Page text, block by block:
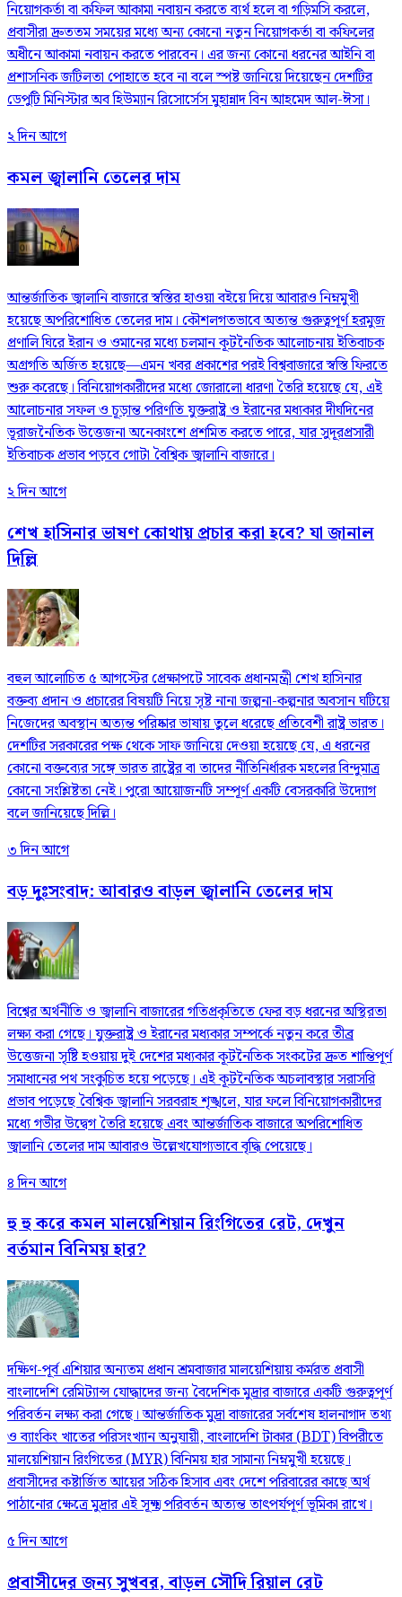
নিয়োগকর্তা বা কফিল আকামা নবায়ন করতে ব্যর্থ হলে বা গড়িমসি করলে,
প্রবাসীরা দ্রুততম সময়ের মধ্যে অন্য কোনো নতুন নিয়োগকর্তা বা কফিলের
অধীনে আকামা নবায়ন করতে পারবেন। এর জন্য কোনো ধরনের আইনি বা
প্রশাসনিক জটিলতা পোহাতে হবে না বলে স্পষ্ট জানিয়ে দিয়েছেন দেশটির
ডেপুটি মিনিস্টার অব হিউম্যান রিসোর্সেস মুহান্নাদ বিন আহমেদ আল-ঈসা।
২ দিন আগে
কমল জ্বালানি তেলের দাম
আন্তর্জাতিক জ্বালানি বাজারে স্বস্তির হাওয়া বইয়ে দিয়ে আবারও নিম্নমুখী
হয়েছে অপরিশোধিত তেলের দাম। কৌশলগতভাবে অত্যন্ত গুরুত্বপূর্ণ হরমুজ
প্রণালি ঘিরে ইরান ও ওমানের মধ্যে চলমান কূটনৈতিক আলোচনায় ইতিবাচক
অগ্রগতি অর্জিত হয়েছে—এমন খবর প্রকাশের পরই বিশ্ববাজারে স্বস্তি ফিরতে
শুরু করেছে। বিনিয়োগকারীদের মধ্যে জোরালো ধারণা তৈরি হয়েছে যে, এই
আলোচনার সফল ও চূড়ান্ত পরিণতি যুক্তরাষ্ট্র ও ইরানের মধ্যকার দীর্ঘদিনের
ভূরাজনৈতিক উত্তেজনা অনেকাংশে প্রশমিত করতে পারে, যার সুদূরপ্রসারী
ইতিবাচক প্রভাব পড়বে গোটা বৈশ্বিক জ্বালানি বাজারে।
২ দিন আগে
শেখ হাসিনার ভাষণ কোথায় প্রচার করা হবে? যা জানাল
দিল্লি
বহুল আলোচিত ৫ আগস্টের প্রেক্ষাপটে সাবেক প্রধানমন্ত্রী শেখ হাসিনার
বক্তব্য প্রদান ও প্রচারের বিষয়টি নিয়ে সৃষ্ট নানা জল্পনা-কল্পনার অবসান ঘটিয়ে
নিজেদের অবস্থান অত্যন্ত পরিষ্কার ভাষায় তুলে ধরেছে প্রতিবেশী রাষ্ট্র ভারত।
দেশটির সরকারের পক্ষ থেকে সাফ জানিয়ে দেওয়া হয়েছে যে, এ ধরনের
কোনো বক্তব্যের সঙ্গে ভারত রাষ্ট্রের বা তাদের নীতিনির্ধারক মহলের বিন্দুমাত্র
কোনো সংশ্লিষ্টতা নেই। পুরো আয়োজনটি সম্পূর্ণ একটি বেসরকারি উদ্যোগ
বলে জানিয়েছে দিল্লি।
৩ দিন আগে
বড় দুঃসংবাদ: আবারও বাড়ল জ্বালানি তেলের দাম
বিশ্বের অর্থনীতি ও জ্বালানি বাজারের গতিপ্রকৃতিতে ফের বড় ধরনের অস্থিরতা
লক্ষ্য করা গেছে। যুক্তরাষ্ট্র ও ইরানের মধ্যকার সম্পর্কে নতুন করে তীব্র
উত্তেজনা সৃষ্টি হওয়ায় দুই দেশের মধ্যকার কূটনৈতিক সংকটের দ্রুত শান্তিপূর্ণ
সমাধানের পথ সংকুচিত হয়ে পড়েছে। এই কূটনৈতিক অচলাবস্থার সরাসরি
প্রভাব পড়েছে বৈশ্বিক জ্বালানি সরবরাহ শৃঙ্খলে, যার ফলে বিনিয়োগকারীদের
মধ্যে গভীর উদ্বেগ তৈরি হয়েছে এবং আন্তর্জাতিক বাজারে অপরিশোধিত
জ্বালানি তেলের দাম আবারও উল্লেখযোগ্যভাবে বৃদ্ধি পেয়েছে।
৪ দিন আগে
হু হু করে কমল মালয়েশিয়ান রিংগিতের রেট, দেখুন
বর্তমান বিনিময় হার?
দক্ষিণ-পূর্ব এশিয়ার অন্যতম প্রধান শ্রমবাজার মালয়েশিয়ায় কর্মরত প্রবাসী
বাংলাদেশি রেমিট্যান্স যোদ্ধাদের জন্য বৈদেশিক মুদ্রার বাজারে একটি গুরুত্বপূর্ণ
পরিবর্তন লক্ষ্য করা গেছে। আন্তর্জাতিক মুদ্রা বাজারের সর্বশেষ হালনাগাদ তথ্য
ও ব্যাংকিং খাতের পরিসংখ্যান অনুযায়ী, বাংলাদেশি টাকার (BDT) বিপরীতে
মালয়েশিয়ান রিংগিতের (MYR) বিনিময় হার সামান্য নিম্নমুখী হয়েছে।
প্রবাসীদের কষ্টার্জিত আয়ের সঠিক হিসাব এবং দেশে পরিবারের কাছে অর্থ
পাঠানোর ক্ষেত্রে মুদ্রার এই সূক্ষ্ম পরিবর্তন অত্যন্ত তাৎপর্যপূর্ণ ভূমিকা রাখে।
৫ দিন আগে
প্রবাসীদের জন্য সুখবর, বাড়ল সৌদি রিয়াল রেট